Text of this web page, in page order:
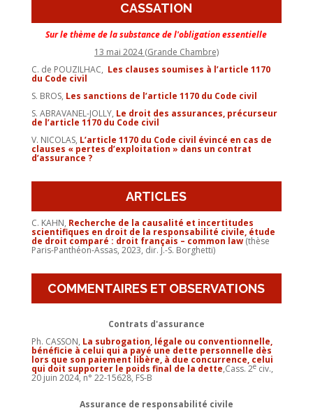
CASSATION
Sur le thème de la substance de l'obligation essentielle
13 mai 2024 (Grande Chambre)
C. de POUZILHAC, Les clauses soumises à l’article 1170
du Code civil
S. BROS, Les sanctions de l’article 1170 du Code civil
S. ABRAVANEL-JOLLY, Le droit des assurances, précurseur
de l’article 1170 du Code civil
V. NICOLAS, L’article 1170 du Code civil évincé en cas de
clauses « pertes d’exploitation » dans un contrat
d’assurance ?
ARTICLES
C. KAHN, Recherche de la causalité et incertitudes
scientifiques en droit de la responsabilité civile, étude
de droit comparé : droit français – common law (thèse
Paris-Panthéon-Assas, 2023, dir. J.-S. Borghetti)
COMMENTAIRES ET OBSERVATIONS
Contrats d'assurance
Ph. CASSON, La subrogation, légale ou conventionnelle,
bénéficie à celui qui a payé une dette personnelle dès
lors que son paiement libère, à due concurrence, celui
qui doit supporter le poids final de la dette,Cass. 2eciv.,
20 juin 2024, n° 22-15628, FS-B
Assurance de responsabilité civile